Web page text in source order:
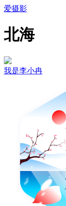
爱摄影
北海
我是李小冉